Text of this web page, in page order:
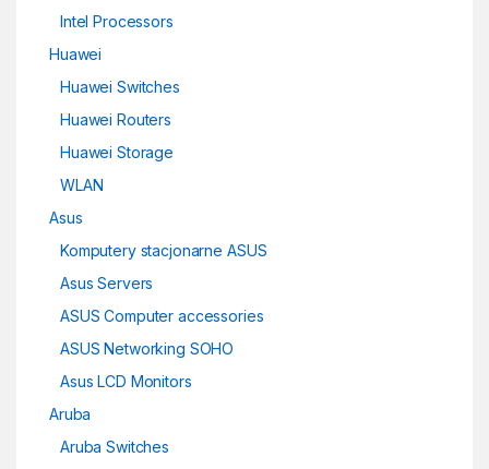
Intel Processors
Huawei
Huawei Switches
Huawei Routers
Huawei Storage
WLAN
Asus
Komputery stacjonarne ASUS
Asus Servers
ASUS Computer accessories
ASUS Networking SOHO
Asus LCD Monitors
Aruba
Aruba Switches